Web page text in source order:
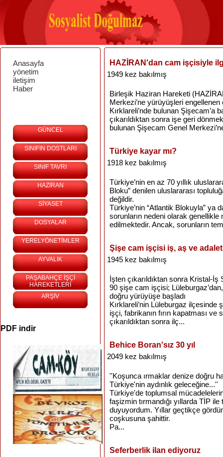
Anasayfa
yönetim
iletişim
Haber
GÜNCEL
SINIFIN DOSTLARI
SINIF TAVRI
HAZİRAN
SİYASET
DOSYALAR
YERELYÖNETİMLER
AYVALIK
PAŞABAHÇE İŞÇİ
HAREKETLERİ
ARŞİV
PDF indir
HAZİRAN'dan cam işçisiyle
1949 kez bakılmış
Birleşik Haziran Hareketi
Merkezi’ne yürüyüşleri engellenen
Kırklareli’nde bulunan Şişecam’a
çıkarıldıktan sonra işe geri
bulunan Şişecam Genel
Türkiye kayar mı?
1918 kez bakılmış
Türkiye’nin en az 70 yıllık
Bloku” denilen uluslararası
değildir.
Türkiye’nin “Atlantik Blokuyla” ya
sorunların nedeni olarak
edilmektedir. Ancak, sorunların
Şişe cam işçisi iş, aş ve
1945 kez bakılmış
İşten çıkarıldıktan sonra Kristal-
90 şişe cam işçisi;
doğru yürüyüşe başladı
Kırklareli’nin Lüleburgaz ilçesinde
işçi, fabrikanın fırın kapatması ve
çıkarıldıktan sonra ilç...
Behice Boran'sız 30 yıl
2049 kez bakılmış
''Koşunca ırmaklar denize doğru
Türkiye'nin aydınlık geleceğine...''
Türkiye'de toplumsal
faşizmin tırmandığı yıllarda TİP
duyuyordum. Yıllar geçtikçe
coşkusuna şahittir.
Pa...
Seferberlik ilan ediyoruz